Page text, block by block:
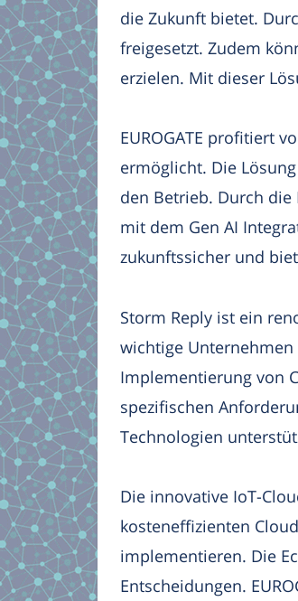
die Zukunft bietet.
freigesetzt. Zudem
erzielen. Mit dieser
EUROGATE profitiert
ermöglicht. Die
den Betrieb. Durch
mit dem Gen AI
zukunftssicher und
Storm Reply ist ein
wichtige
Implementierung von
spezifischen
Technologien
Die innovative IoT-
kosteneffizienten
implementieren. Die
Entscheidungen.